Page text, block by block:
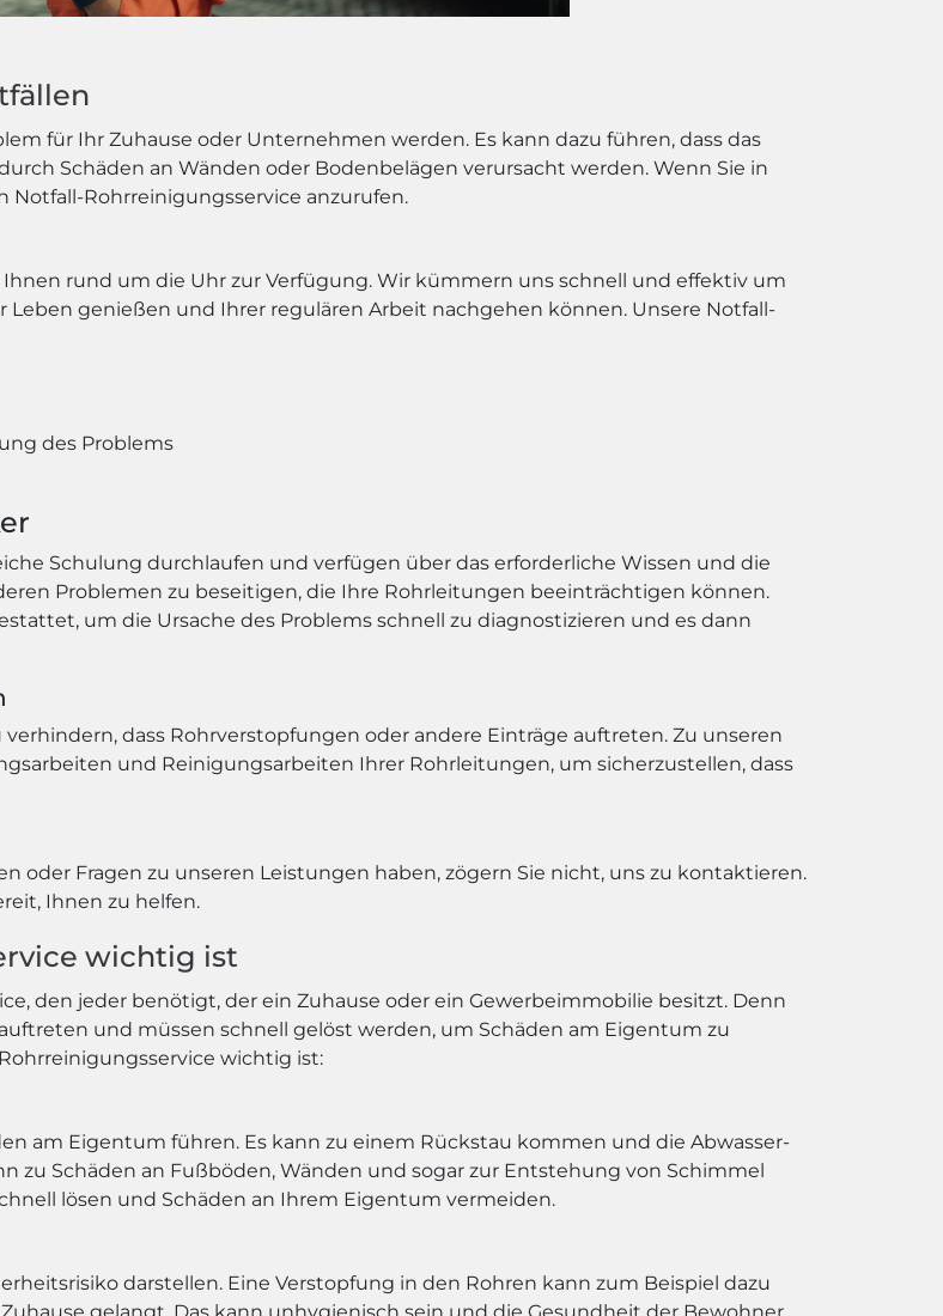
für Ihr Zuhause oder Unternehmen werden. Es kann dazu führen, dass das
Schäden an Wänden oder Bodenbelägen verursacht werden. Wenn Sie in
Notfall-Rohrreinigungsservice anzurufen.
rund um die Uhr zur Verfügung. Wir kümmern uns schnell und effektiv um
Leben genießen und Ihrer regulären Arbeit nachgehen können. Unsere Notfall-
des Problems
Schulung durchlaufen und verfügen über das erforderliche Wissen und die
Problemen zu beseitigen, die Ihre Rohrleitungen beeinträchtigen können.
um die Ursache des Problems schnell zu diagnostizieren und es dann
dass Rohrverstopfungen oder andere Einträge auftreten. Zu unseren
und Reinigungsarbeiten Ihrer Rohrleitungen, um sicherzustellen, dass
oder Fragen zu unseren Leistungen haben, zögern Sie nicht, uns zu kontaktieren.
Ihnen zu helfen.
wichtig ist
den jeder benötigt, der ein Zuhause oder ein Gewerbeimmobilie besitzt. Denn
und müssen schnell gelöst werden, um Schäden am Eigentum zu
wichtig ist:
am Eigentum führen. Es kann zu einem Rückstau kommen und die Abwasser-
zu Schäden an Fußböden, Wänden und sogar zur Entstehung von Schimmel
lösen und Schäden an Ihrem Eigentum vermeiden.
darstellen. Eine Verstopfung in den Rohren kann zum Beispiel dazu